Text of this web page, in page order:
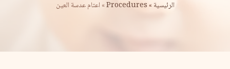
الرئيسية»
Procedures
» اعتام عدسة العين